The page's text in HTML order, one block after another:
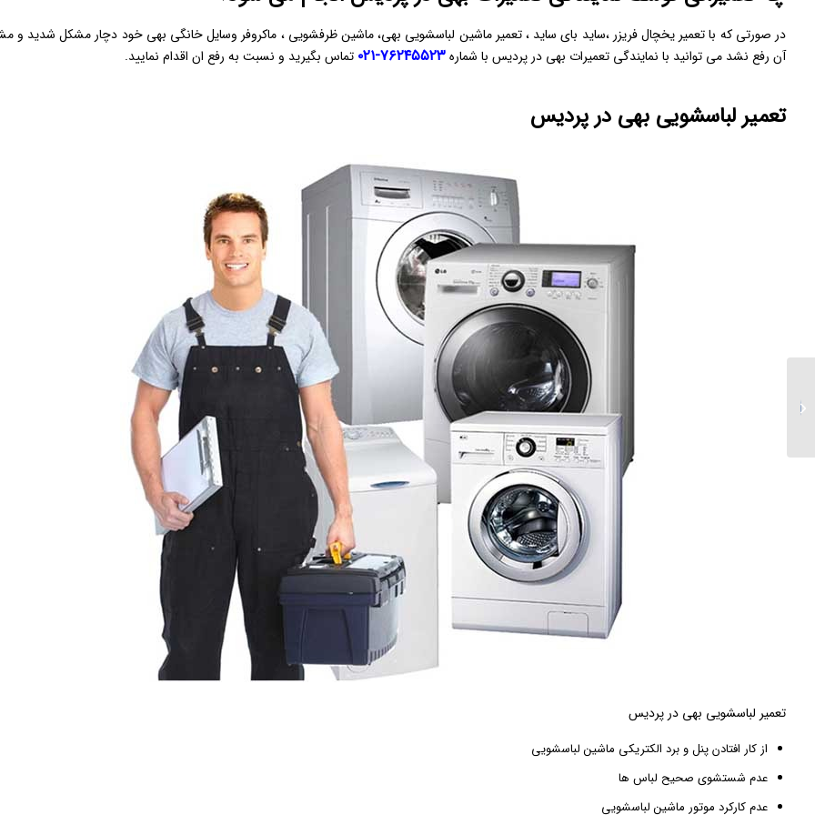
در صورتی که با تعمیر یخچال فریزر ،ساید بای ساید ، تعمیر ماشین لباسشویی بهی، ماشین ظرفشویی ، ماکروفر وسایل خانگی بهی خود دچار مشکل شدید و
آن رفع نشد می توانید با نمایندگی تعمیرات بهی در پردیس با شماره۷۶۲۴۵۵۲۳-۰۲۱ تماس بگیرید و نسبت به رفع ان اقدام نمایید.
تعمیر لباسشویی بهی در پردیس
تعمیر لباسشویی بهی در پردیس
از کار افتادن پنل و برد الکتریکی ماشین لباسشویی
عدم شستشوی صحیح لباس ها
عدم کارکرد موتور ماشین لباسشویی
رودهن